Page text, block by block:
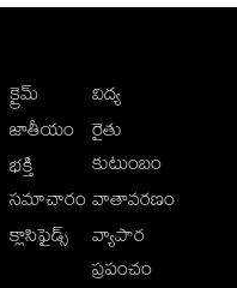
క్రైమ్
జాతీయం
భక్తి
సమాచారం
క్లాసిఫైడ్స్
విద్య
రైతు
కుటుంబం
వాతావరణం
వ్యాపార
ప్రపంచం